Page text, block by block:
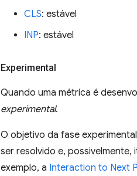
CLS: estável
INP: estável
Experimental
Quando uma métrica é
experimental.
O objetivo da fase
ser resolvido e,
exemplo, a Interaction to Next